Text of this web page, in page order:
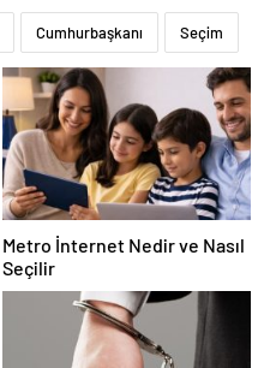
Cumhurbaşkanı Seçim
Metro İnternet Nedir ve Nasıl
Seçilir